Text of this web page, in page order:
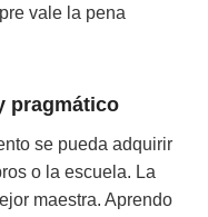
vale la pena
pragmático
se pueda adquirir
o la escuela. La
maestra. Aprendo